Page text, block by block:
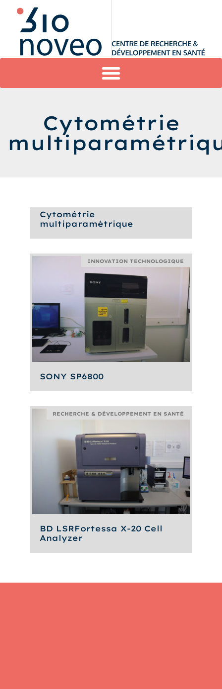
Cytométrie
Cytométrie
multiparamétrique
INNOVATION TECHNOLOGIQUE
SONY SP6800
RECHERCHE & DÉVELOPPEMENT EN SANTÉ
BD LSRFortessa X-20 Cell
Analyzer